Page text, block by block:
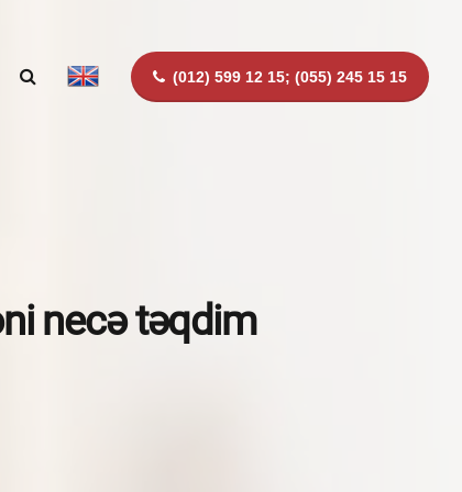
(012) 599 12 15; (055) 245 15 15
necə təqdim